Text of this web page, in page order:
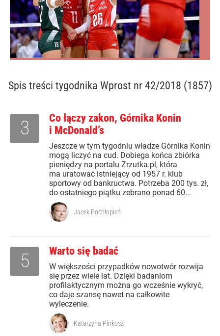
Spis treści tygodnika Wprost nr 42/2018 (1857)
Co łączy zakon, Górnika Konin
i McDonald’s
Jeszcze w tym tygodniu władze Górnika Konin
mogą liczyć na cud. Dobiega końca zbiórka
pieniędzy na portalu Zrzutka.pl, która
ma uratować istniejący od 1957 r. klub
sportowy od bankructwa. Potrzeba 200 tys. zł,
do ostatniego piątku zebrano ponad 60...
3
Jacek Pochłopień
Warto się badać
W większości przypadków nowotwór rozwija
się przez wiele lat. Dzięki badaniom
profilaktycznym można go wcześnie wykryć,
co daje szansę nawet na całkowite
wyleczenie.
5
Katarzyna Pinkosz